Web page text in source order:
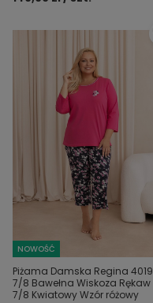
NOWOŚĆ
Piżama Damska Regina 4019
7/8 Bawełna Wiskoza Rękaw
7/8 Kwiatowy Wzór różowy